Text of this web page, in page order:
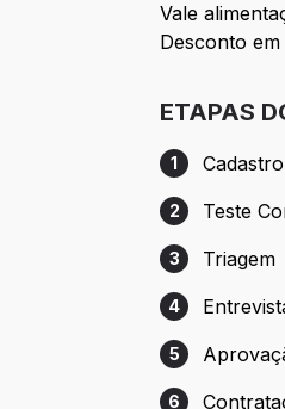
Vale
Desconto
ETAPAS
Etapa 1:
1 Cadastro
Etapa 2:
2 Teste
Etapa 3:
3 Triagem
Etapa 4:
4
Etapa 5:
5
6